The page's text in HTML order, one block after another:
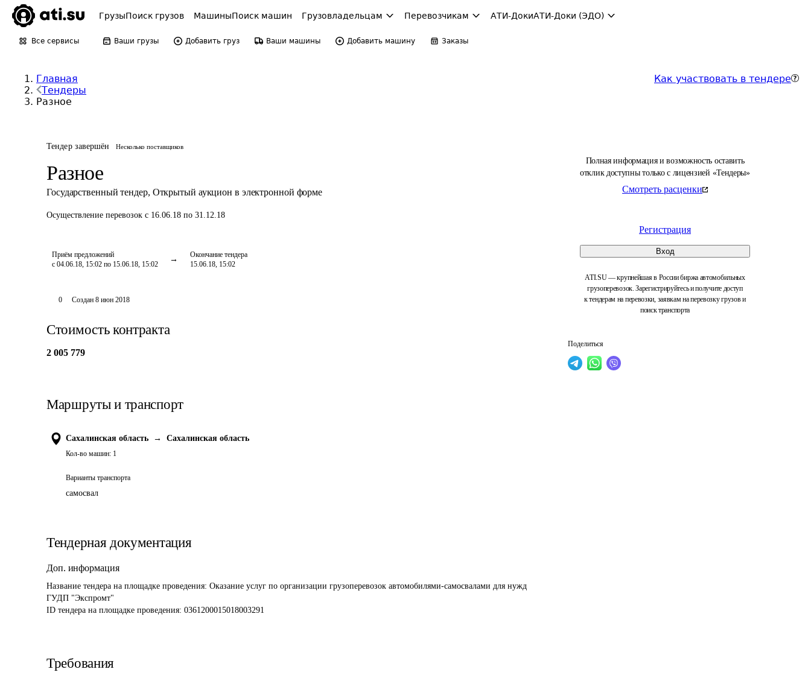
ГрузыПоиск грузов МашиныПоиск машин Грузовладельцам Перевозчикам АТИ-ДокиАТИ-Доки (ЭДО)
Все сервисы Ваши грузы Добавить груз Ваши машины Добавить машину Заказы
Главная
Тендеры
Разное
Как участвовать в тендере
Тендер завершён Несколько поставщиков
Разное
Государственный тендер, Открытый аукцион в электронной форме
Осуществление перевозок с 16.06.18 по 31.12.18
Приём предложений
с 04.06.18, 15:02 по 15.06.18, 15:02
Окончание тендера
15.06.18, 15:02
Полная информация и возможность оставить
отклик доступны только с лицензией «Тендеры»
Смотреть расценки
Регистрация
Вход
ATI.SU — крупнейшая в России биржа автомобильных
грузоперевозок. Зарегистрируйтесь и получите доступ
к тендерам на перевозки, заявкам на перевозку грузов и
поиск транспорта
Поделиться
0 Создан 8 июн 2018
Стоимость контракта
2 005 779
Маршруты и транспорт
Сахалинская область → Сахалинская область
Кол-во машин: 1
Варианты транспорта
самосвал
Тендерная документация
Доп. информация
Название тендера на площадке проведения: Оказание услуг по организации грузоперевозок автомобилями-самосвалами для нужд
ГУДП "Экспромт"
ID тендера на площадке проведения: 0361200015018003291
Требования